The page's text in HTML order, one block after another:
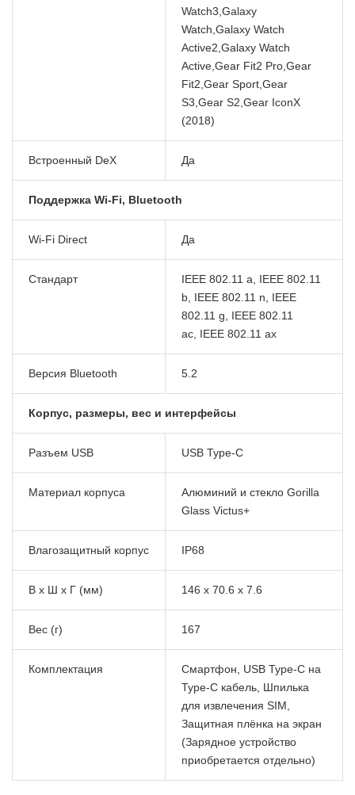
Watch3,Galaxy
Watch,Galaxy Watch
Active2,Galaxy Watch
Active,Gear Fit2 Pro,Gear
Fit2,Gear Sport,Gear
S3,Gear S2,Gear IconX
(2018)
Встроенный DeX Да
Поддержка Wi-Fi, Bluetooth
Wi-Fi Direct Да
Стандарт
IEEE 802.11 a, IEEE 802.11
b, IEEE 802.11 n, IEEE
802.11 g, IEEE 802.11
ac, IEEE 802.11 ax
Версия Bluetooth 5.2
Корпус, размеры, вес и интерфейсы
Разъем USB USB Type-C
Материал корпуса
Алюминий и стекло Gorilla
Glass Victus+
Влагозащитный корпус IP68
В x Ш x Г (мм) 146 x 70.6 x 7.6
Вес (г) 167
Комплектация
Смартфон, USB Type-C на
Type-C кабель, Шпилька
для извлечения SIM,
Защитная плёнка на экран
(Зарядное устройство
приобретается отдельно)